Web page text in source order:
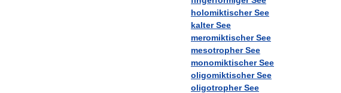
holomiktischer See
kalter See
meromiktischer See
mesotropher See
monomiktischer See
oligomiktischer See
oligotropher See